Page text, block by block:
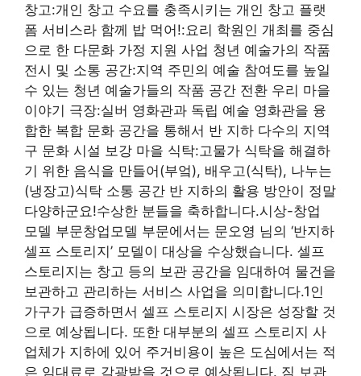
창고:개인 창고 수요를 충족시키는 개인 창고 플랫
폼 서비스라 함께 밥 먹어!:요리 학원인 개최를 중심
으로 한 다문화 가정 지원 사업 청년 예술가의 작품
전시 및 소통 공간:지역 주민의 예술 참여도를 높일
수 있는 청년 예술가들의 작품 공간 전환 우리 마을
이야기 극장:실버 영화관과 독립 예술 영화관을 융
합한 복합 문화 공간을 통해서 반 지하 다수의 지역
구 문화 시설 보강 마을 식탁:고물가 식탁을 해결하
기 위한 음식을 만들어(부엌), 배우고(식탁), 나누는
(냉장고)식탁 소통 공간 반 지하의 활용 방안이 정말
다양하군요!수상한 분들을 축하합니다.시상-창업
모델 부문창업모델 부문에서는 문오영 님의 ‘반지하
셀프 스토리지’ 모델이 대상을 수상했습니다. 셀프
스토리지는 창고 등의 보관 공간을 임대하여 물건을
보관하고 관리하는 서비스 사업을 의미합니다.1인
가구가 급증하면서 셀프 스토리지 시장은 성장할 것
으로 예상됩니다. 또한 대부분의 셀프 스토리지 사
업체가 지하에 있어 주거비용이 높은 도심에서는 적
은 임대료로 각광받을 것으로 예상됩니다. 짐 보관